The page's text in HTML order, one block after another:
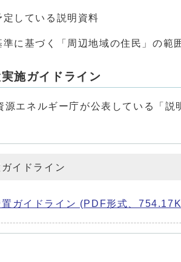
している説明資料
準に基づく「周辺地域の住民」の
施ガイドライン
エネルギー庁が公表している「説
イドライン
ガイドライン (PDF形式、